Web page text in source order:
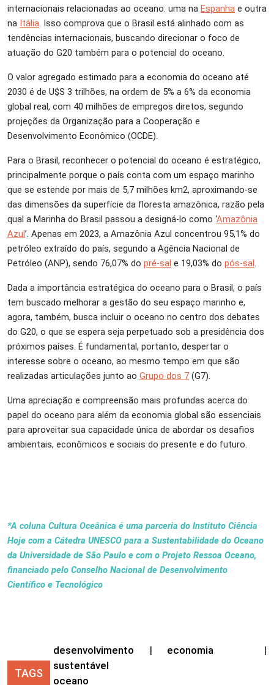
internacionais relacionadas ao oceano: uma na Espanha e outra
na Itália . Isso comprova que o Brasil está alinhado com as
tendências internacionais, buscando direcionar o foco de
atuação do G20 também para o potencial do oceano.
O valor agregado estimado para a economia do oceano até
2030 é de U$S 3 trilhões, na ordem de 5% a 6% da economia
global real, com 40 milhões de empregos diretos, segundo
projeções da Organização para a Cooperação e
Desenvolvimento Econômico (OCDE).
Para o Brasil, reconhecer o potencial do oceano é estratégico,
principalmente porque o país conta com um espaço marinho
que se estende por mais de 5,7 milhões km2, aproximando-se
das dimensões da superfície da floresta amazônica, razão pela
qual a Marinha do Brasil passou a designá-lo como ‘Amazônia
Azul’. Apenas em 2023, a Amazônia Azul concentrou 95,1% do
petróleo extraído do país, segundo a Agência Nacional de
Petróleo (ANP), sendo 76,07% do pré-sal e 19,03% do pós-sal
Dada a importância estratégica do oceano para o Brasil, o país
tem buscado melhorar a gestão do seu espaço marinho e,
agora, também, busca incluir o oceano no centro dos debates
do G20, o que se espera seja perpetuado sob a presidência dos
próximos países. É fundamental, portanto, despertar o
interesse sobre o oceano, ao mesmo tempo em que são
realizadas articulações junto ao Grupo dos 7 (G7).
Uma apreciação e compreensão mais profundas acerca do
papel do oceano para além da economia global são essenciais
para aproveitar sua capacidade única de abordar os desafios
ambientais, econômicos e sociais do presente e do futuro.
*A coluna Cultura Oceânica é uma parceria do Instituto Ciência
Hoje com a Cátedra UNESCO para a Sustentabilidade do Oceano
da Universidade de São Paulo e com o Projeto Ressoa Oceano,
financiado pelo Conselho Nacional de Desenvolvimento
Científico e Tecnológico
TAGS
desenvolvimento
sustentável
| economia |
oceano